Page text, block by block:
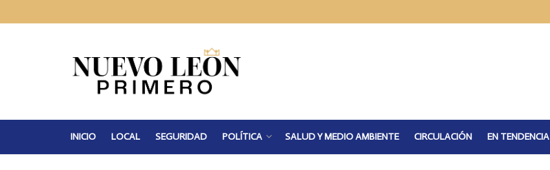
INICIO LOCAL SEGURIDAD POLÍTICA SALUD Y MEDIO AMBIENTE CIRCULACIÓN EN TENDENCIA